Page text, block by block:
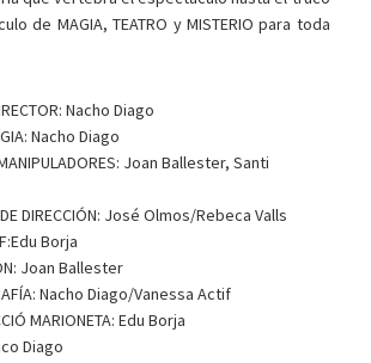
de MAGIA, TEATRO y MISTERIO para toda
Nacho Diago
Nacho Diago
Joan Ballester, Santi
DIRECCIÓN: José Olmos/Rebeca Valls
Edu Borja
Joan Ballester
Nacho Diago/Vanessa Actif
MARIONETA:Edu Borja
Diago